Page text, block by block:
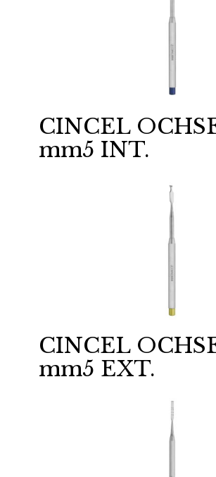
CINCEL
mm5 INT.
CINCEL
mm5 EXT.